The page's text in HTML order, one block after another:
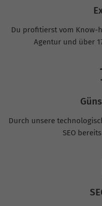
Du profitierst vom Know-
Agentur und über
Durch unsere
SEO